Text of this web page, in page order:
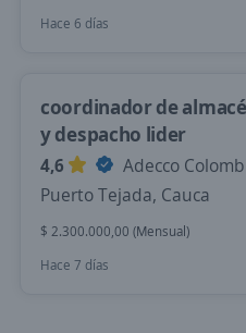
Hace 6 días
coordinador de
y despacho lider
4,6
Adecco
Puerto Tejada, Cauca
$ 2.300.000,00 (Mensual)
Hace 7 días